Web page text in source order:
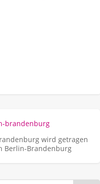
wird getragen
Berlin-Brandenburg